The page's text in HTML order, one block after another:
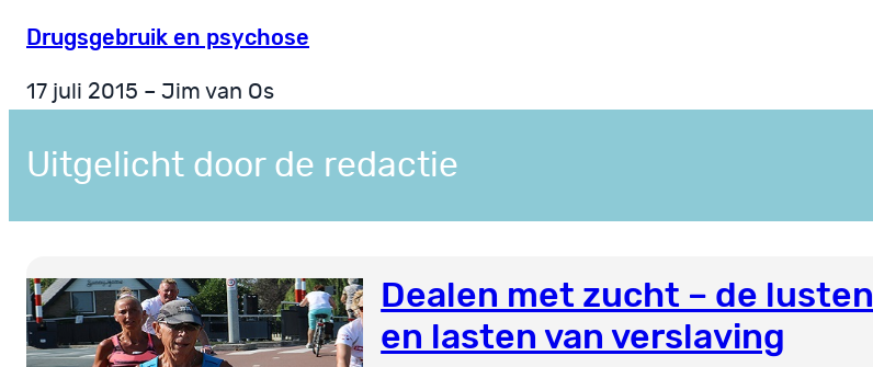
Drugsgebruik en psychose
17 juli 2015 – Jim van Os
Uitgelicht door de redactie
Dealen met zucht – de lusten
en lasten van verslaving